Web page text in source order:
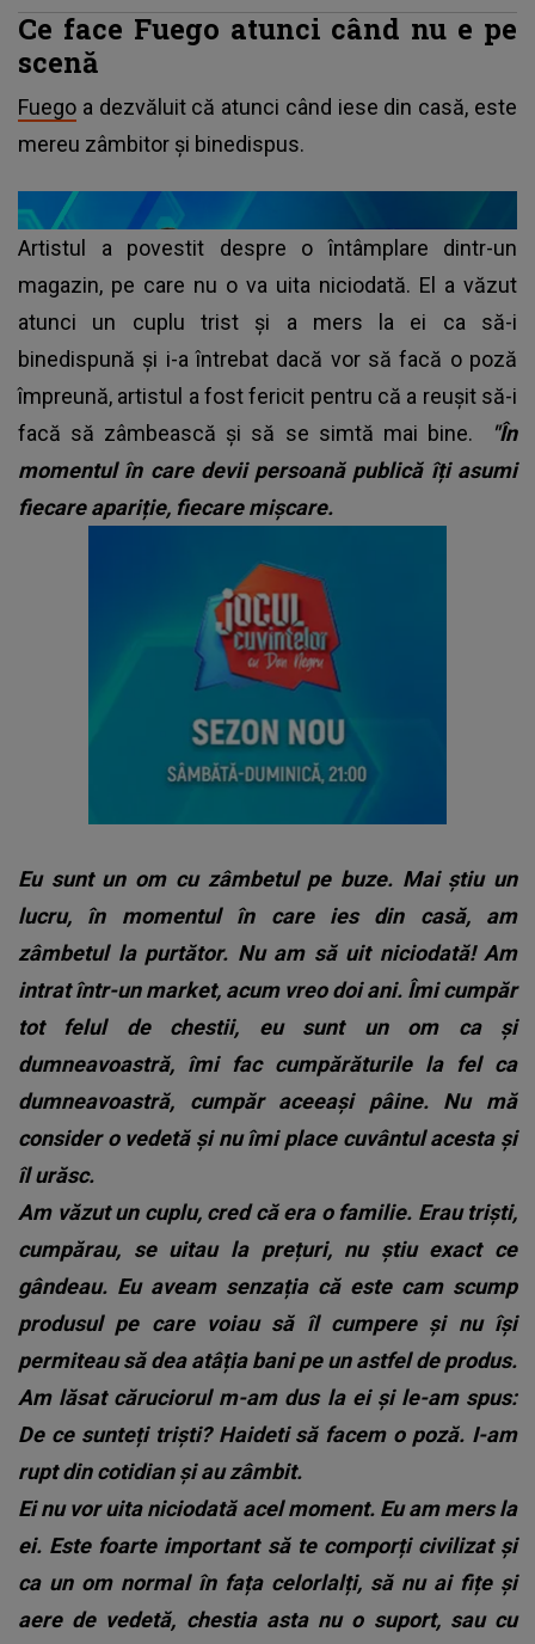
Ce face Fuego atunci când nu e pe
scenă
Fuego a dezvăluit că atunci când iese din casă, este
mereu zâmbitor și binedispus.
Artistul a povestit despre o întâmplare dintr-un
magazin, pe care nu o va uita niciodată. El a văzut
atunci un cuplu trist și a mers la ei ca să-i
binedispună și i-a întrebat dacă vor să facă o poză
împreună, artistul a fost fericit pentru că a reușit să-i
facă să zâmbească și să se simtă mai bine.
"În
momentul în care devii persoană publică îți asumi
fiecare apariție, fiecare mișcare.
Eu sunt un om cu zâmbetul pe buze. Mai știu un
lucru, în momentul în care ies din casă, am
zâmbetul la purtător. Nu am să uit niciodată! Am
intrat într-un market, acum vreo doi ani. Îmi cumpăr
tot felul de chestii, eu sunt un om ca și
dumneavoastră, îmi fac cumpărăturile la fel ca
dumneavoastră, cumpăr aceeași pâine. Nu mă
consider o vedetă și nu îmi place cuvântul acesta și
îl urăsc.
Am văzut un cuplu, cred că era o familie. Erau triști,
cumpărau, se uitau la prețuri, nu știu exact ce
gândeau. Eu aveam senzația că este cam scump
produsul pe care voiau să îl cumpere și nu își
permiteau să dea atâția bani pe un astfel de produs.
Am lăsat căruciorul m-am dus la ei și le-am spus:
De ce sunteți triști? Haideti să facem o poză. I-am
rupt din cotidian și au zâmbit.
Ei nu vor uita niciodată acel moment. Eu am mers la
ei. Este foarte important să te comporți civilizat și
ca un om normal în fața celorlalți, să nu ai fițe și
aere de vedetă, chestia asta nu o suport, sau cu